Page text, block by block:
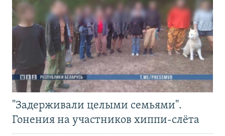
"Задерживали целыми семьями".
Гонения на участников хиппи-слёта